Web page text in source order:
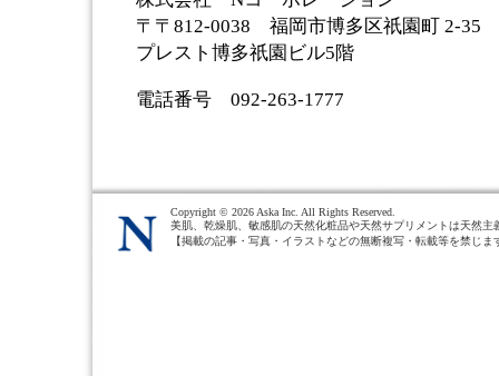
〒〒812-0038 福岡市博多区祇園町 2-35
プレスト博多祇園ビル5階
電話番号 092-263-1777
Copyright © 2026 Aska Inc. All Rights Reserved.
美肌、乾燥肌、敏感肌の天然化粧品や天然サプリメントは天然主
【掲載の記事・写真・イラストなどの無断複写・転載等を禁じま